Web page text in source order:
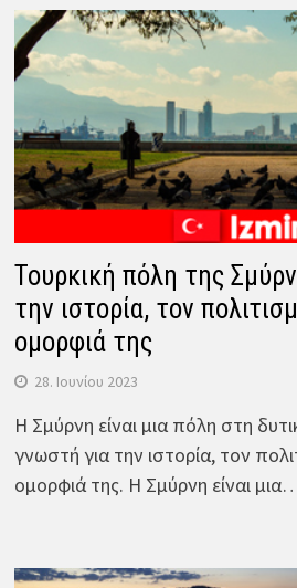
Τουρκική πόλη της
την ιστορία, τον
ομορφιά της
28. Ιουνίου 2023
Η Σμύρνη είναι μια πόλη στη
γνωστή για την ιστορία, τον
ομορφιά της. Η Σμύρνη είναι